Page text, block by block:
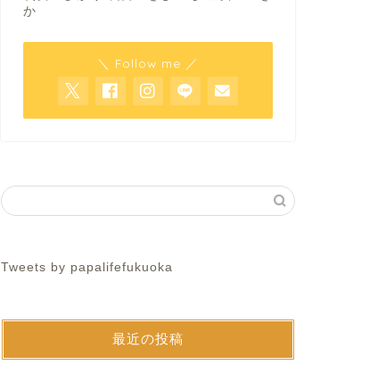
か
＼ Follow me ／
Tweets by papalifefukuoka
最近の投稿